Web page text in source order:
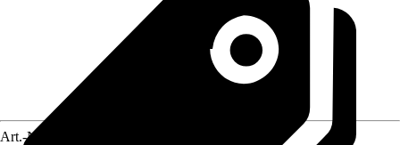
Art.-Nr.